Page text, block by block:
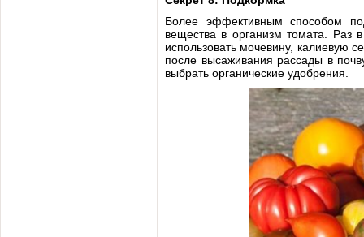
Более эффективным способом
вещества в организм томата. Раз
использовать мочевину, калиевую
после высаживания рассады в
выбрать органические удобрения.